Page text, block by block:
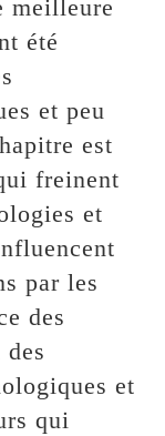
meilleure
été
et peu
est
freinent
et
par les
des
et
qui